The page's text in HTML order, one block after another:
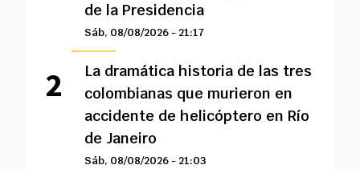
de la Presidencia
Sáb, 08/08/2026 - 21:17
La dramática historia de las tres
colombianas que murieron en
accidente de helicóptero en Río
de Janeiro
Sáb, 08/08/2026 - 21:03